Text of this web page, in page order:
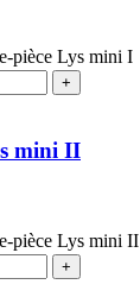
pièce Lys mini I
mini II
pièce Lys mini II